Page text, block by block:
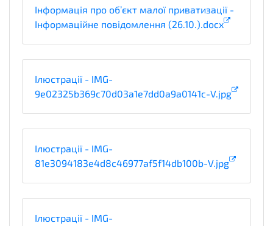
Інформація про об’єкт малої приватизації -
Інформаційне повідомлення (26.10.).docx
Ілюстрації - IMG-
9e02325b369c70d03a1e7dd0a9a0141c-V.jpg
Ілюстрації - IMG-
81e3094183e4d8c46977af5f14db100b-V.jpg
Ілюстрації - IMG-